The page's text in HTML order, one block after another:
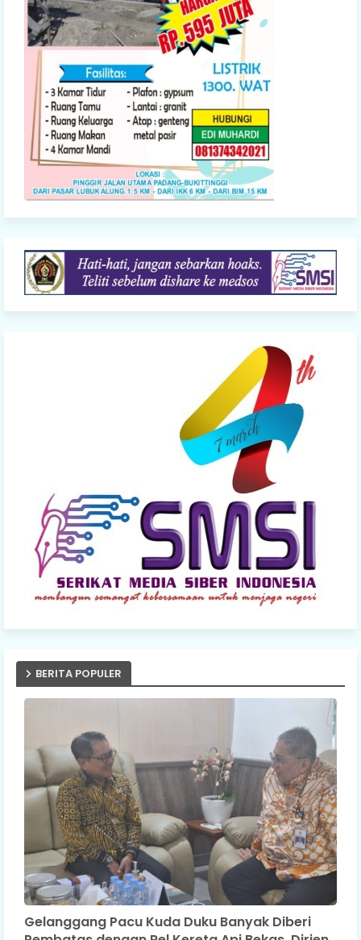
BERITA POPULER
Gelanggang Pacu Kuda Duku Banyak Diberi